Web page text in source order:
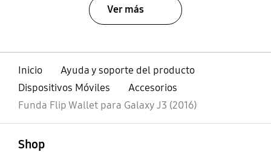
Ver más
Inicio
Ayuda y soporte del producto
Dispositivos Móviles
Accesorios
Funda Flip Wallet para Galaxy J3 (2016)
Shop